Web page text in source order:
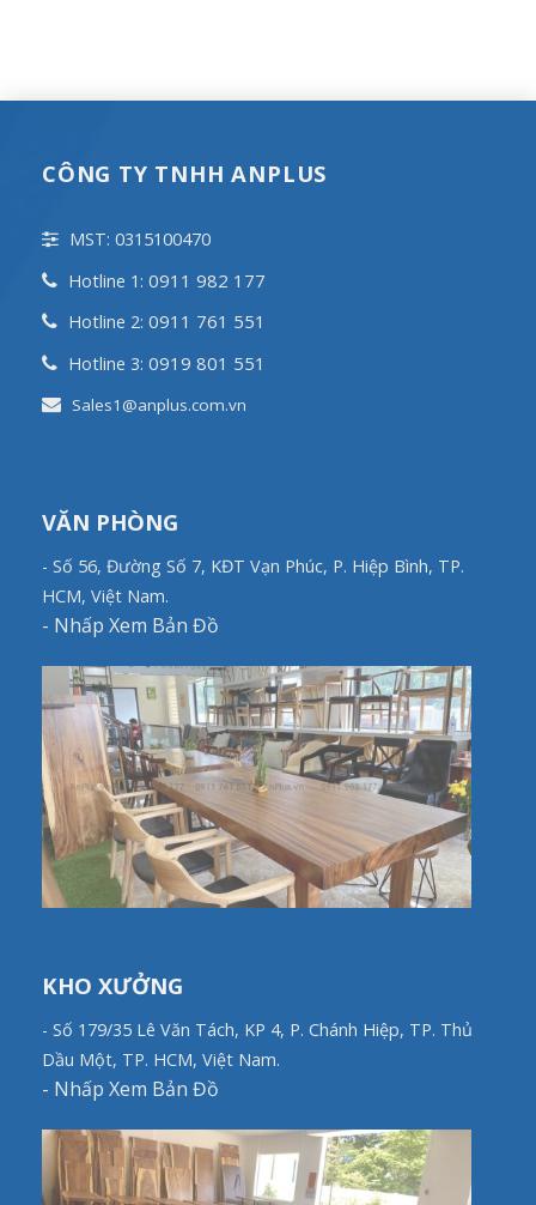
CÔNG TY TNHH ANPLUS
MST: 0315100470
Hotline 1: 0911 982 177
Hotline 2: 0911 761 551
Hotline 3: 0919 801 551
Sales1@anplus.com.vn
VĂN PHÒNG
- Số 56, Đường Số 7, KĐT Vạn Phúc, P. Hiệp Bình, TP.
HCM, Việt Nam.
- Nhấp Xem Bản Đồ
KHO XƯỞNG
- Số 179/35 Lê Văn Tách, KP 4, P. Chánh Hiệp, TP. Thủ
Dầu Một, TP. HCM, Việt Nam.
- Nhấp Xem Bản Đồ